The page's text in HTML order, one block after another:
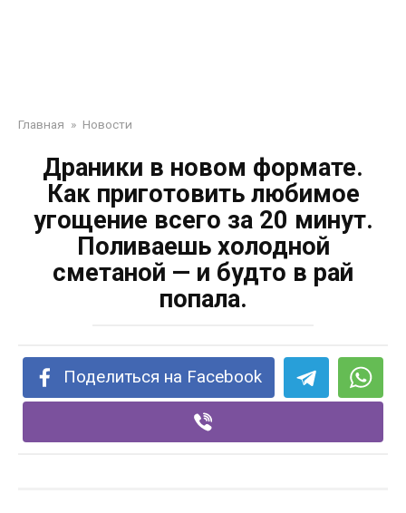
Главная » Новости
Драники в новом формате.
Как приготовить любимое
угощение всего за 20 минут.
Поливаешь холодной
сметаной — и будто в рай
попала.
Поделиться на Facebook